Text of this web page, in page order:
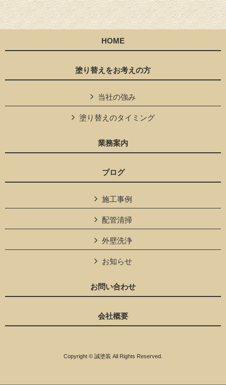
HOME
塗り替えをお考えの方
当社の強み
塗り替えのタイミング
業務案内
ブログ
施工事例
配管清掃
外壁洗浄
お知らせ
お問い合わせ
会社概要
Copyright © 誠塗装 All Rights Reserved.